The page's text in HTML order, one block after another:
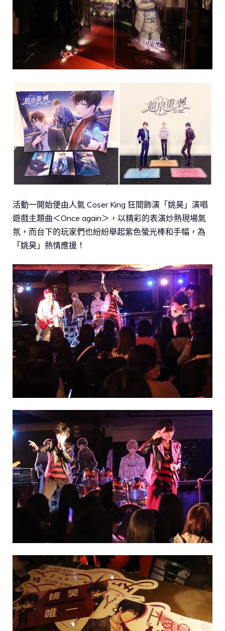
活動一開始便由人氣 Coser King 狂間飾演「姚昊」演唱
遊戲主題曲＜Once again＞，以精彩的表演炒熱現場氣
氛，而台下的玩家們也紛紛舉起紫色螢光棒和手幅，為
「姚昊」熱情應援！